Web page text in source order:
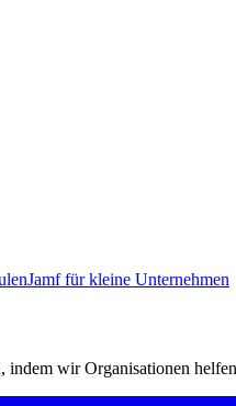
Jamf für kleine Unternehmen
wir Organisationen